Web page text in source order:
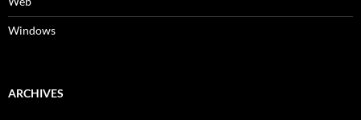
Windows
ARCHIVES